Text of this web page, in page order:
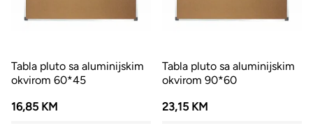
Tabla pluto sa aluminijskim
okvirom 60*45
16,85 KM
Tabla pluto sa aluminijskim
okvirom 90*60
23,15 KM